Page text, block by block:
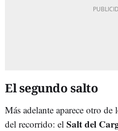
El segundo salto
Más adelante aparece otro de
del recorrido: el Salt del